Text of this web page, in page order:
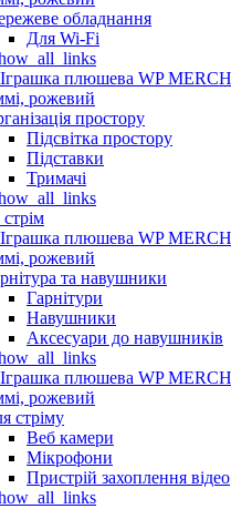
обладнання
Для Wi-Fi
простору
Підсвітка простору
Підставки
Тримачі
стрім
та навушники
Гарнітури
Навушники
Аксесуари до навушників
стріму
Веб камери
Мікрофони
Пристрій захоплення відео